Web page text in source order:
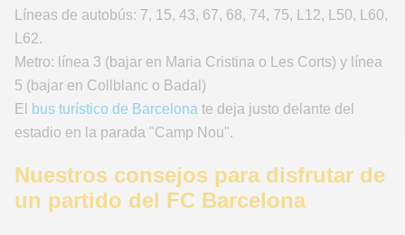
Líneas de autobús: 7, 15, 43, 67, 68, 74, 75, L12, L50, L60,
L62.
Metro: línea 3 (bajar en Maria Cristina o Les Corts) y línea
5 (bajar en Collblanc o Badal)
El
bus turístico de Barcelona te deja justo delante del
estadio en la parada "Camp Nou".
Nuestros consejos para disfrutar de
un partido del FC Barcelona